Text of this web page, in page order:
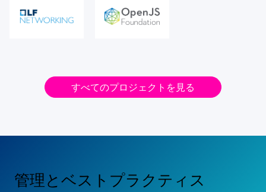
すべてのプロジェクトを見る
管理とベストプラクティス